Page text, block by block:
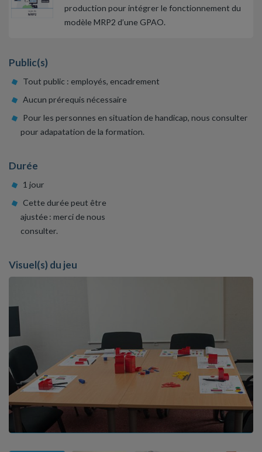
production pour intégrer le fonctionnement du
modèle MRP2 d’une GPAO.
Public(s)
Tout public : employés, encadrement
Aucun prérequis nécessaire
Pour les personnes en situation de handicap, nous consulter
pour adapatation de la formation.
Durée
1 jour
Cette durée peut être
ajustée : merci de nous
consulter.
Visuel(s) du jeu